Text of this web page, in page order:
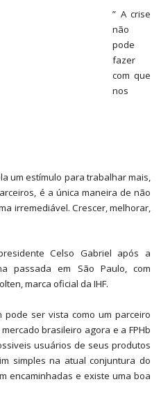
” A crise
não
pode
fazer
com que
nos
um estímulo para trabalhar mais,
é a única maneira de não
irremediável. Crescer, melhorar,
Celso Gabriel após a
passada em São Paulo, com
marca oficial da IHF.
ser vista como um parceiro
brasileiro agora e a FPHb
usuários de seus produtos
simples na atual conjuntura do
encaminhadas e existe uma boa